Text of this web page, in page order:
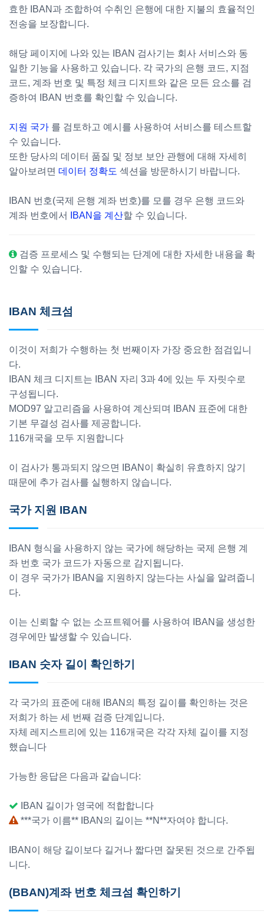
효한 IBAN과 조합하여 수취인 은행에 대한 지불의 효율적인
전송을 보장합니다.
해당 페이지에 나와 있는 IBAN 검사기는 회사 서비스와 동
일한 기능을 사용하고 있습니다. 각 국가의 은행 코드, 지점
코드, 계좌 번호 및 특정 체크 디지트와 같은 모든 요소를 검
증하여 IBAN 번호를 확인할 수 있습니다.
지원 국가 를 검토하고 예시를 사용하여 서비스를 테스트할
수 있습니다.
또한 당사의 데이터 품질 및 정보 보안 관행에 대해 자세히
알아보려면 데이터 정확도 섹션을 방문하시기 바랍니다.
IBAN 번호(국제 은행 계좌 번호)를 모를 경우 은행 코드와
계좌 번호에서
IBAN을 계산할 수 있습니다.
검증 프로세스 및 수행되는 단계에 대한 자세한 내용을 확
인할 수 있습니다.
IBAN 체크섬
이것이 저희가 수행하는 첫 번째이자 가장 중요한 점검입니
다.
IBAN 체크 디지트는 IBAN 자리 3과 4에 있는 두 자릿수로
구성됩니다.
MOD97 알고리즘을 사용하여 계산되며 IBAN 표준에 대한
기본 무결성 검사를 제공합니다.
116개국을 모두 지원합니다
이 검사가 통과되지 않으면 IBAN이 확실히 유효하지 않기
때문에 추가 검사를 실행하지 않습니다.
국가 지원 IBAN
IBAN 형식을 사용하지 않는 국가에 해당하는 국제 은행 계
좌 번호 국가 코드가 자동으로 감지됩니다.
이 경우 국가가 IBAN을 지원하지 않는다는 사실을 알려줍니
다.
이는 신뢰할 수 없는 소프트웨어를 사용하여 IBAN을 생성한
경우에만 발생할 수 있습니다.
IBAN 숫자 길이 확인하기
각 국가의 표준에 대해 IBAN의 특정 길이를 확인하는 것은
저희가 하는 세 번째 검증 단계입니다.
자체 레지스트리에 있는 116개국은 각각 자체 길이를 지정
했습니다
가능한 응답은 다음과 같습니다:
IBAN 길이가 영국에 적합합니다
***국가 이름** IBAN의 길이는 **N**자여야 합니다.
IBAN이 해당 길이보다 길거나 짧다면 잘못된 것으로 간주됩
니다.
(BBAN)계좌 번호 체크섬 확인하기